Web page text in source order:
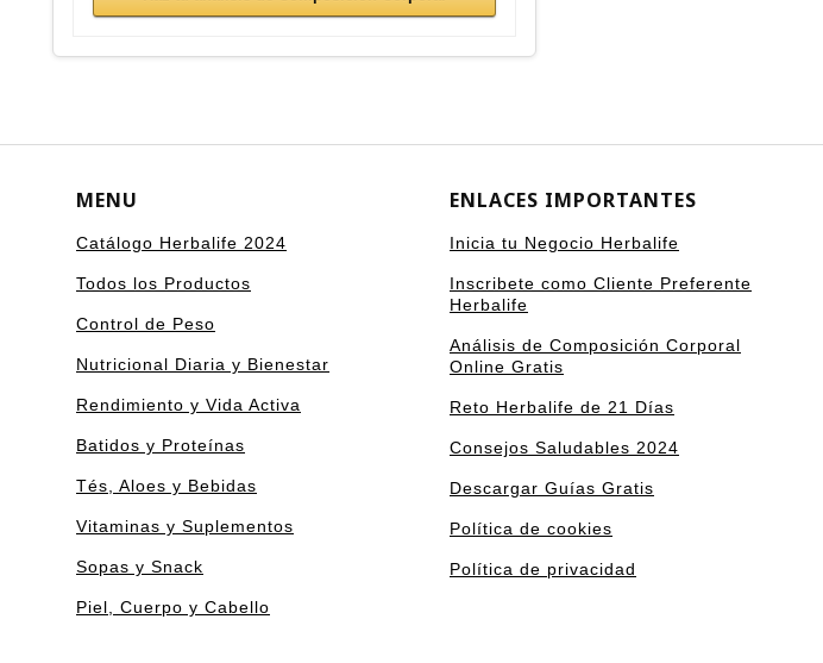
MENU
Catálogo Herbalife 2024
Todos los Productos
Control de Peso
Nutricional Diaria y Bienestar
Rendimiento y Vida Activa
Batidos y Proteínas
Tés, Aloes y Bebidas
Vitaminas y Suplementos
Sopas y Snack
Piel, Cuerpo y Cabello
ENLACES IMPORTANTES
Inicia tu Negocio Herbalife
Inscribete como Cliente Preferente
Herbalife
Análisis de Composición Corporal
Online Gratis
Reto Herbalife de 21 Días
Consejos Saludables 2024
Descargar Guías Gratis
Política de cookies
Política de privacidad